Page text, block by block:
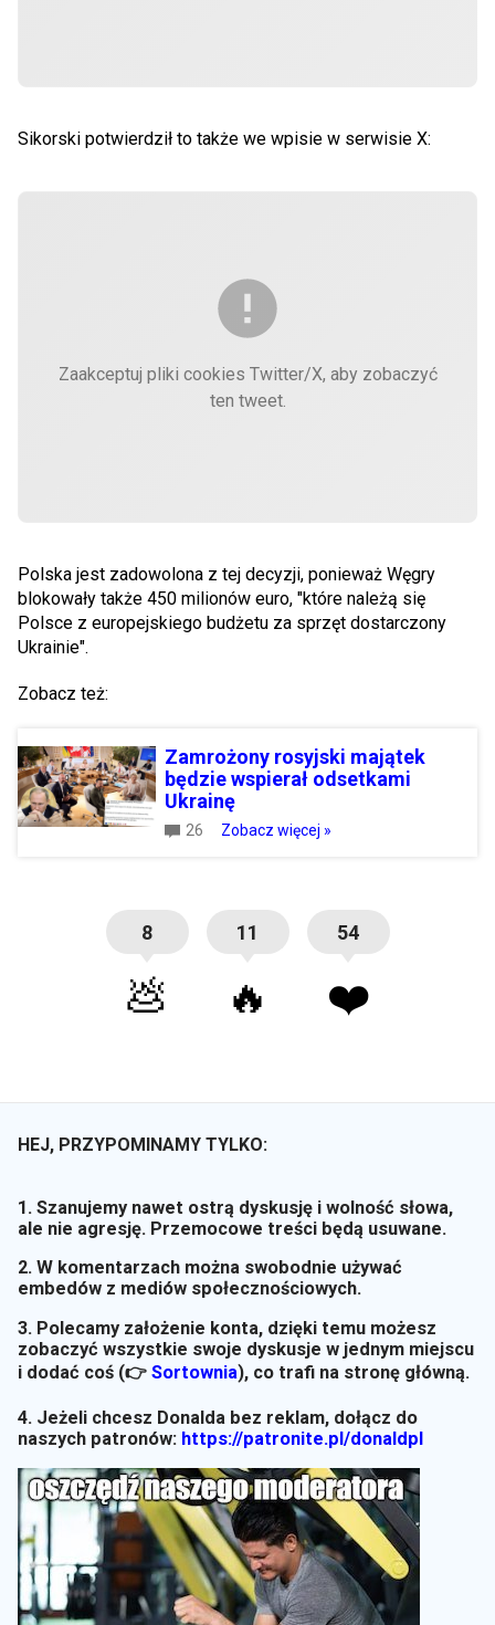
Sikorski potwierdził to także we wpisie w serwisie X:
Zaakceptuj pliki cookies Twitter/X, aby zobaczyć
ten tweet.
Polska jest zadowolona z tej decyzji, ponieważ Węgry
blokowały także 450 milionów euro, "które należą się
Polsce z europejskiego budżetu za sprzęt dostarczony
Ukrainie".
Zobacz też:
Zamrożony rosyjski majątek
będzie wspierał odsetkami
Ukrainę
26 Zobacz więcej »
8
💩
11
🔥
54
❤️
HEJ, PRZYPOMINAMY TYLKO:
1. Szanujemy nawet ostrą dyskusję i wolność słowa,
ale nie agresję. Przemocowe treści będą usuwane.
2. W komentarzach można swobodnie używać
embedów z mediów społecznościowych.
3. Polecamy założenie konta, dzięki temu możesz
zobaczyć wszystkie swoje dyskusje w jednym miejscu
i dodać coś (👉 Sortownia), co trafi na stronę główną.
4. Jeżeli chcesz Donalda bez reklam, dołącz do
naszych patronów: https://patronite.pl/donaldpl